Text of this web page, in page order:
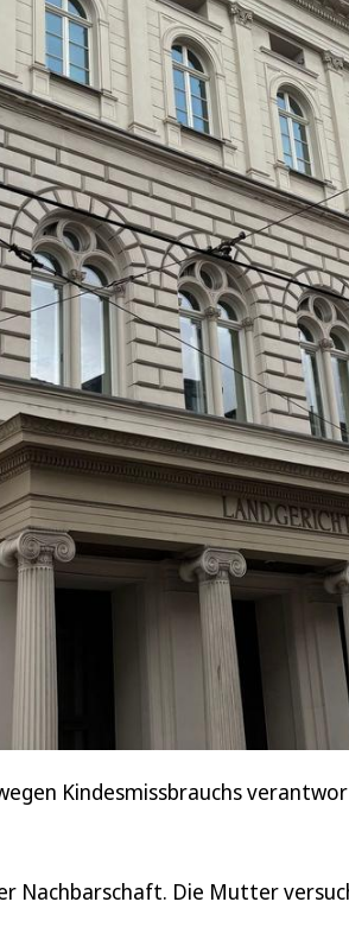
Kindesmissbrauchs
Nachbarschaft. Die Mutter